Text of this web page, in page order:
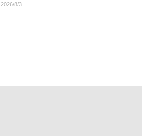
2026/8/3